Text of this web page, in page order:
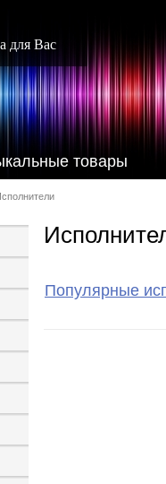
для Вас
товары
Популярные